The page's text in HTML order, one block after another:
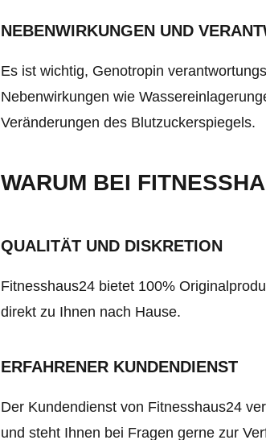
NEBENWIRKUNGEN UND
Es ist wichtig, Genotropin
Nebenwirkungen wie
Veränderungen des Blutzuckerspiegels.
WARUM BEI
QUALITÄT UND DISKRETION
Fitnesshaus24 bietet 100%
direkt zu Ihnen nach Hause.
ERFAHRENER KUNDENDIENST
Der Kundendienst von Fitnesshaus24
und steht Ihnen bei Fragen gerne zur